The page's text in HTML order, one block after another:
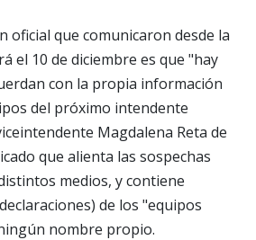
oficial que comunicaron desde la
el 10 de diciembre es que "hay
con la propia información
del próximo intendente
Magdalena Reta de
que alienta las sospechas
medios, y contiene
de los "equipos
nombre propio.